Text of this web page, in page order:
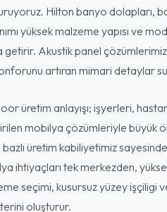
Hilton banyo dolapları,
yüksek malzeme yapısı ve
getirir. Akustik panel
artıran mimari detaylar
üretim anlayışı; işyerleri,
mobilya çözümleriyle büyük
üretim kabiliyetimiz
ihtiyaçları tek merkezden,
seçimi, kusursuz yüzey işçiligi
oluşturur.